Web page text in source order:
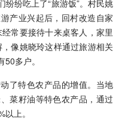
纷吃上了“旅游饭”。村民姚
产业兴起后，回村改造自家
常要接待十来桌客人，家里
像姚晓玲这样通过旅游相关
多户。
了特色农产品的增值。当地
菜籽油等特色农产品，通过
上。